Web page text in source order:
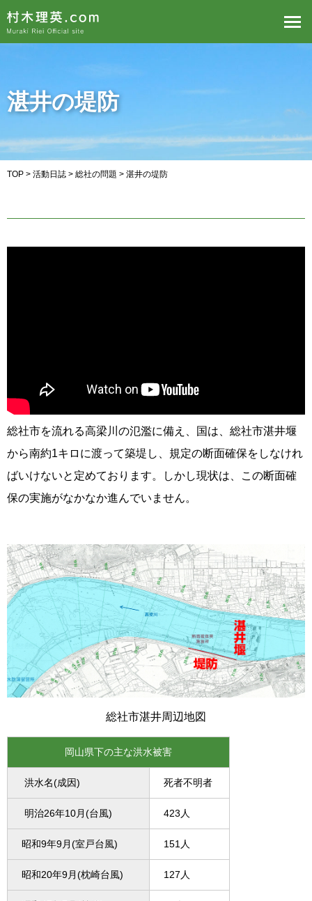
湛井の堤防
TOP > 活動日誌 > 総社の問題 > 湛井の堤防
総社市を流れる高梁川の氾濫に備え、国は、総社市湛井堰
から南約1キロに渡って築堤し、規定の断面確保をしなけれ
ばいけないと定めております。しかし現状は、この断面確
保の実施がなかなか進んでいません。
総社市湛井周辺地図
岡山県下の主な洪水被害
洪水名(成因) 死者不明者
明治26年10月(台風) 423人
昭和9年9月(室戸台風) 151人
昭和20年9月(枕崎台風) 127人